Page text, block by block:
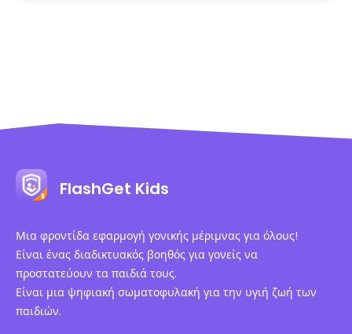
FlashGet Kids
Μια φροντίδα εφαρμογή γονικής μέριμνας για όλους!
Είναι ένας διαδικτυακός βοηθός για γονείς να
προστατεύουν τα παιδιά τους.
Είναι μια ψηφιακή σωματοφυλακή για την υγιή ζωή των
παιδιών.